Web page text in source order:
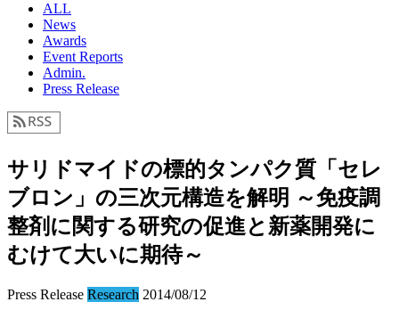
ALL
News
Awards
Event Reports
Admin.
Press Release
サリドマイドの標的タンパク質「セレ
ブロン」の三次元構造を解明 ～免疫調
整剤に関する研究の促進と新薬開発に
むけて大いに期待～
Press Release Research 2014/08/12